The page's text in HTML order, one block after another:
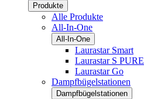
Produkte
Alle Produkte
All-In-One
All-In-One
Laurastar Smart
Laurastar S PURE
Laurastar Go
Dampfbügelstationen
Dampfbügelstationen